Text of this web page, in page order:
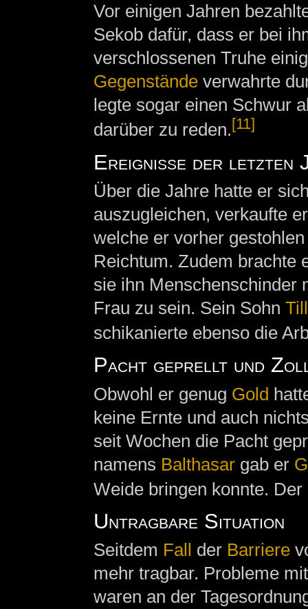
Vor einigen Jahren
Sekob dafür, dass er bei
verschlossenen Truhe
Gegenständeverwahrte
legte sogar einen Schwur
darüber zu reden. [11]
Ereignisse der letzten
Über die Jahre hatte er
auszugleichen, verkaufte
welche er vorher
Reichtum. Zudem brachte
sie ihn Menschenschinder
Frau zu sein. Sein Sohn Till
schikanierte ebenso die
Pacht geprellt und
Obwohl er genug Gold
keine Ernte und auch
seit Wochen die Pacht
namens Balthasargab er
Weide bringen konnte. Der
Untragbare Situation
Seitdem Fall der Barriere
mehr tragbar. Probleme
waren an der